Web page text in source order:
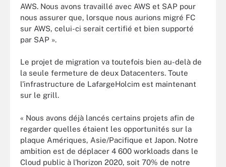
AWS. Nous avons travaillé avec AWS et SAP pour
nous assurer que, lorsque nous aurions migré FC
sur AWS, celui-ci serait certifié et bien supporté
par SAP ».
Le projet de migration va toutefois bien au-delà de
la seule fermeture de deux Datacenters. Toute
l'infrastructure de LafargeHolcim est maintenant
sur le grill.
« Nous avons déjà lancés certains projets afin de
regarder quelles étaient les opportunités sur la
plaque Amériques, Asie/Pacifique et Japon. Notre
ambition est de déplacer 4 600 workloads dans le
Cloud public à l'horizon 2020, soit 70% de notre